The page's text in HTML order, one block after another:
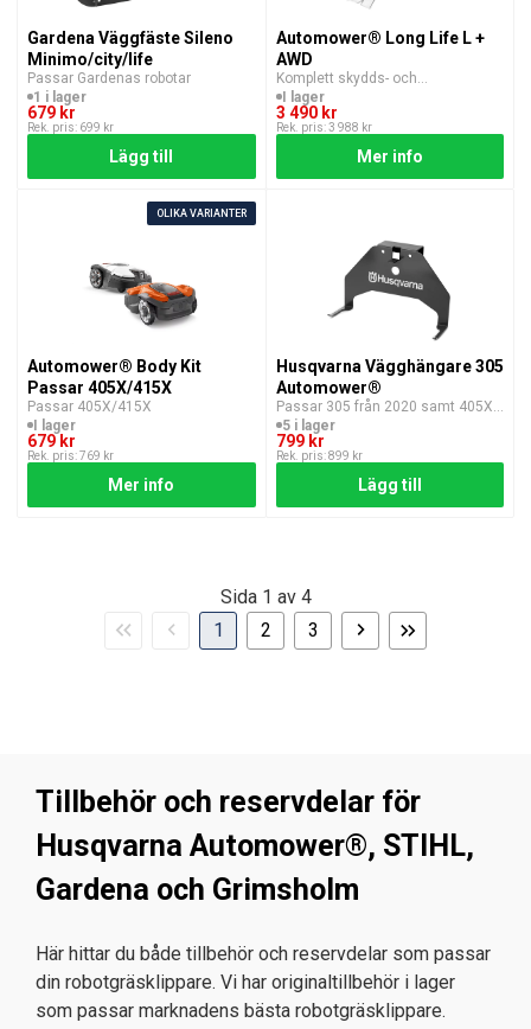
Gardena Väggfäste Sileno
Minimo/city/life
Passar Gardenas robotar
1 i lager
679 kr
Rek. pris: 699 kr
Lägg till
Automower® Long Life L +
AWD
Komplett skydds- och
underhållspaket
I lager
3 490 kr
Rek. pris: 3 988 kr
Mer info
OLIKA VARIANTER
Automower® Body Kit
Passar 405X/415X
Passar 405X/415X
I lager
679 kr
Rek. pris: 769 kr
Mer info
Husqvarna Vägghängare 305
Automower®
Passar 305 från 2020 samt 405X /
415X
5 i lager
799 kr
Rek. pris: 899 kr
Lägg till
Sida 1 av 4
Föregående
1 2 3
Nästa
sida
Sista
sidan
Tillbehör och reservdelar för
Husqvarna Automower®, STIHL,
Gardena och Grimsholm
Här hittar du både tillbehör och reservdelar som passar
din robotgräsklippare. Vi har originaltillbehör i lager
som passar marknadens bästa robotgräsklippare.